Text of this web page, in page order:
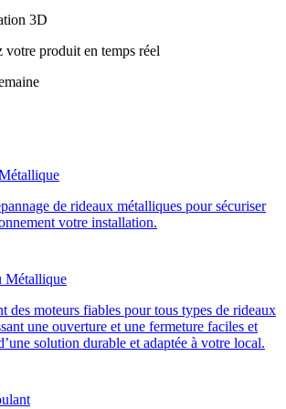
3D
votre produit en temps réel
de rideaux métalliques pour sécuriser
votre installation.
Métallique
des moteurs fiables pour tous types de rideaux
une ouverture et une fermeture faciles et
solution durable et adaptée à votre local.